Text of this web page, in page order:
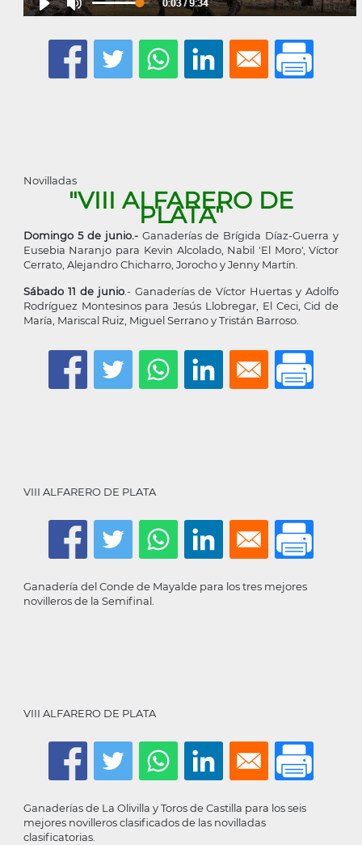
Novilladas
"VIII ALFARERO DE
PLATA"
Domingo 5 de junio.-Ganaderías de Brígida Díaz-Guerra y
Eusebia Naranjo para Kevin Alcolado, Nabil 'El Moro', Víctor
Cerrato, Alejandro Chicharro, Jorocho y Jenny Martín.
Sábado 11 de junio.- Ganaderías de Víctor Huertas y Adolfo
Rodríguez Montesinos para Jesús Llobregar, El Ceci, Cid de
María, Mariscal Ruiz, Miguel Serrano y Tristán Barroso.
VIII ALFARERO DE PLATA
Ganadería del Conde de Mayalde para los tres mejores
novilleros de la Semifinal.
VIII ALFARERO DE PLATA
Ganaderías de La Olivilla y Toros de Castilla para los seis
mejores novilleros clasificados de las novilladas
clasificatorias.